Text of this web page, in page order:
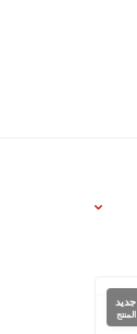
جديد
المنتج